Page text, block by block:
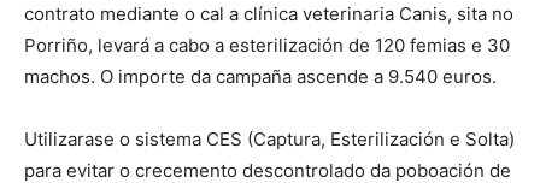
contrato mediante o cal a clínica veterinaria Canis, sita no
Porriño, levará a cabo a esterilización de 120 femias e 30
machos. O importe da campaña ascende a 9.540 euros.
Utilizarase o sistema CES (Captura, Esterilización e Solta)
para evitar o crecemento descontrolado da poboación de